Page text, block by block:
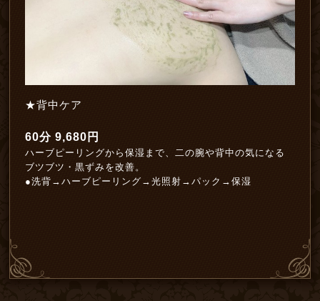
★背中ケア
60分 9,680円
ハーブピーリングから保湿まで、二の腕や背中の気になる
ブツブツ・黒ずみを改善。
●洗背→ハーブピーリング→光照射→パック→保湿